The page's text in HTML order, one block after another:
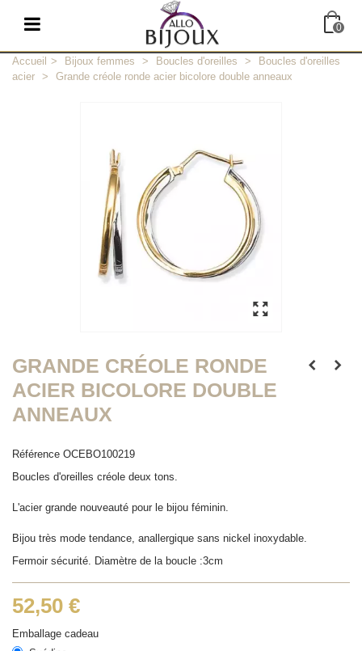
0
Accueil > Bijoux femmes > Boucles d'oreilles >
Boucles d'oreilles
acier > Grande créole ronde acier bicolore double anneaux
GRANDE CRÉOLE RONDE
ACIER BICOLORE DOUBLE
ANNEAUX
Référence OCEBO100219
Boucles d'oreilles créole deux tons.
L'acier grande nouveauté pour le bijou féminin.
Bijou très mode tendance, anallergique sans nickel inoxydable.
Fermoir sécurité. Diamètre de la boucle :3cm
52,50 €
Emballage cadeau